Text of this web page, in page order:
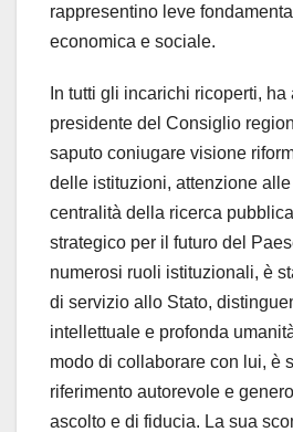
rappresentino leve
economica e sociale.
In tutti gli incarichi ricoperti, ha
presidente del Consiglio
saputo coniugare visione
delle istituzioni, attenzione
centralità della ricerca
strategico per il futuro del
numerosi ruoli istituzionali, è
di servizio allo Stato,
intellettuale e profonda
modo di collaborare con lui, è
riferimento autorevole e
ascolto e di fiducia. La sua